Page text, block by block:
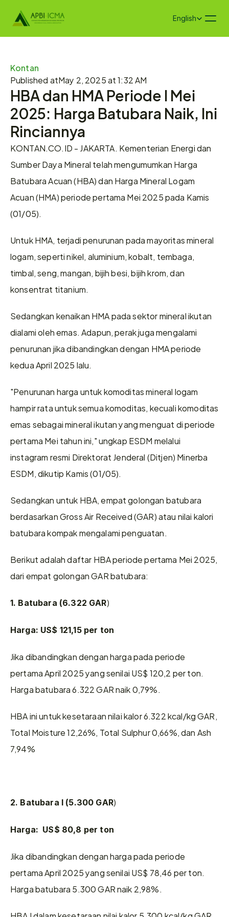
Select Language
English
Kontan
Published atMay 2, 2025 at 1:32 AM
HBA dan HMA Periode I Mei
2025: Harga Batubara Naik, Ini
Rinciannya
KONTAN.CO.ID - JAKARTA. Kementerian Energi dan
Sumber Daya Mineral telah mengumumkan Harga
Batubara Acuan (HBA) dan Harga Mineral Logam
Acuan (HMA) periode pertama Mei 2025 pada Kamis
(01/05).
Untuk HMA, terjadi penurunan pada mayoritas mineral
logam, seperti nikel, aluminium, kobalt, tembaga,
timbal, seng, mangan, bijih besi, bijih krom, dan
konsentrat titanium.
Sedangkan kenaikan HMA pada sektor mineral ikutan
dialami oleh emas. Adapun, perak juga mengalami
penurunan jika dibandingkan dengan HMA periode
kedua April 2025 lalu.
"Penurunan harga untuk komoditas mineral logam
hampir rata untuk semua komoditas, kecuali komoditas
emas sebagai mineral ikutan yang menguat di periode
pertama Mei tahun ini," ungkap ESDM melalui
instagram resmi Direktorat Jenderal (Ditjen) Minerba
ESDM, dikutip Kamis (01/05).
Sedangkan untuk HBA, empat golongan batubara
berdasarkan Gross Air Received (GAR) atau nilai kalori
batubara kompak mengalami penguatan.
Berikut adalah daftar HBA periode pertama Mei 2025,
dari empat golongan GAR batubara:
1. Batubara (6.322 GAR)
Harga: US$ 121,15 per ton
Jika dibandingkan dengan harga pada periode
pertama April 2025 yang senilai US$ 120,2 per ton.
Harga batubara 6.322 GAR naik 0,79%.
HBA ini untuk kesetaraan nilai kalor 6.322 kcal/kg GAR,
Total Moisture 12,26%, Total Sulphur 0,66%, dan Ash
7,94%
2. Batubara I (5.300 GAR)
Harga:  US$ 80,8 per ton
Jika dibandingkan dengan harga pada periode
pertama April 2025 yang senilai US$ 78,46 per ton.
Harga batubara 5.300 GAR naik 2,98%.